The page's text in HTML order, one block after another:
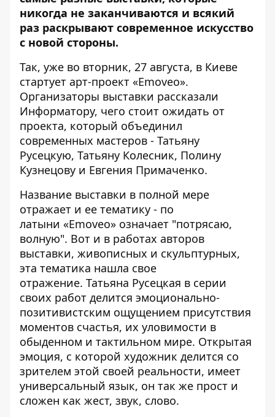
никогда не заканчиваются и всякий
раз раскрывают современное искусство
с новой стороны.
Так, уже во вторник, 27 августа, в Киеве
стартует арт-проект «Emoveo».
Организаторы выставки рассказали
Информатору, чего стоит ожидать от
проекта, который объединил
современных мастеров - Татьяну
Русецкую, Татьяну Колесник, Полину
Кузнецову и Евгения Примаченко.
Название выставки в полной мере
отражает и ее тематику - по
латыни «Emoveo» означает "потрясаю,
волную". Вот и в работах авторов
выставки, живописных и скульптурных,
эта тематика нашла свое
отражение. Татьяна Русецкая в серии
своих работ делится эмоционально-
позитивистским ощущением присутствия
моментов счастья, их уловимости в
обыденном и тактильном мире. Открытая
эмоция, с которой художник делится со
зрителем этой своей реальности, имеет
универсальный язык, он так же прост и
сложен как жест, звук, слово.